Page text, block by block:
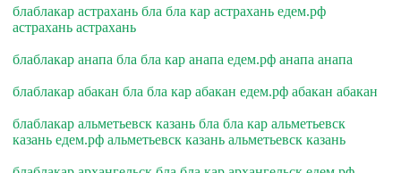
блаблакар астрахань бла бла кар астрахань едем.рф
астрахань астрахань
блаблакар анапа бла бла кар анапа едем.рф анапа анапа
блаблакар абакан бла бла кар абакан едем.рф абакан абакан
блаблакар альметьевск казань бла бла кар альметьевск
казань едем.рф альметьевск казань альметьевск казань